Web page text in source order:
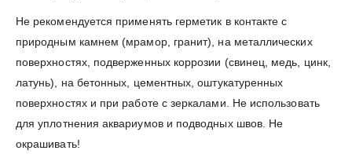
Не рекомендуется применять герметик в контакте с
природным камнем (мрамор, гранит), на металлических
поверхностях, подверженных коррозии (свинец, медь, цинк,
латунь), на бетонных, цементных, оштукатуренных
поверхностях и при работе с зеркалами. Не использовать
для уплотнения аквариумов и подводных швов. Не
окрашивать!